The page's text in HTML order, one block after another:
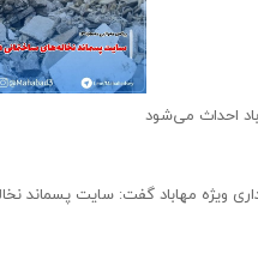
احداث می‌شود
ویژه مهاباد گفت: سایت پسماند